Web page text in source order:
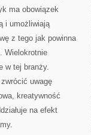
ma obowiązek
i umożliwiają
z tego jak powinna
Wielokrotnie
w tej branży.
uwagę
kreatywność
na efekt